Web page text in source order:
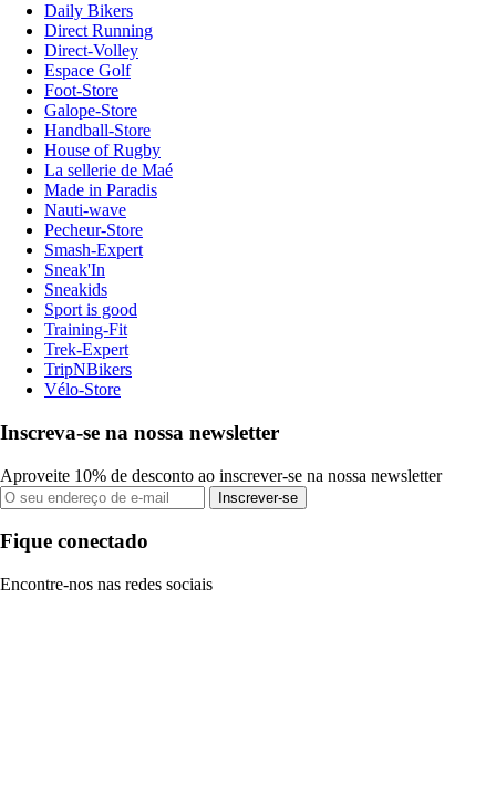
Daily Bikers
Direct Running
Direct-Volley
Espace Golf
Foot-Store
Galope-Store
Handball-Store
House of Rugby
La sellerie de Maé
Made in Paradis
Nauti-wave
Pecheur-Store
Smash-Expert
Sneak'In
Sneakids
Sport is good
Training-Fit
Trek-Expert
TripNBikers
Vélo-Store
Inscreva-se na nossa newsletter
Aproveite 10% de desconto ao inscrever-se na nossa newsletter
Inscrever-se
Fique conectado
Encontre-nos nas redes sociais